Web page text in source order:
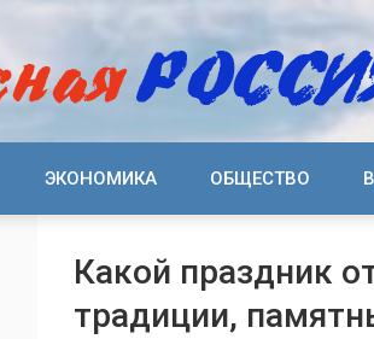
ЭКОНОМИКА ОБЩЕСТВО
Какой праздник
традиции,